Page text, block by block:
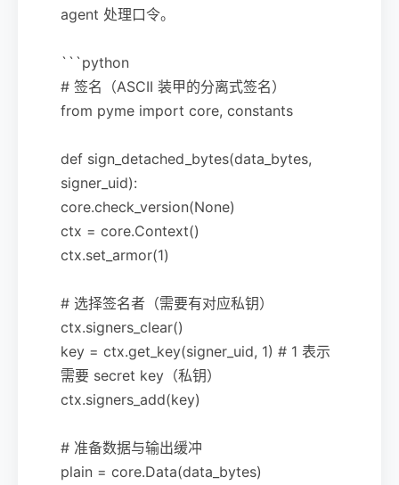
agent 处理口令。
```python
# 签名（ASCII 装甲的分离式签名）
from pyme import core, constants
def sign_detached_bytes(data_bytes,
signer_uid):
core.check_version(None)
ctx = core.Context()
ctx.set_armor(1)
# 选择签名者（需要有对应私钥）
ctx.signers_clear()
key = ctx.get_key(signer_uid, 1) # 1 表示
需要 secret key（私钥）
ctx.signers_add(key)
# 准备数据与输出缓冲
plain = core.Data(data_bytes)